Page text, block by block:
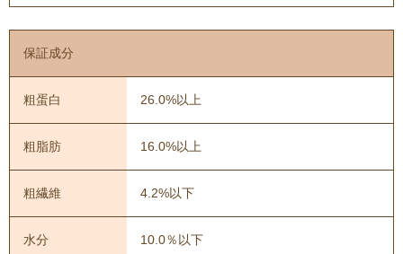
保証成分
粗蛋白 26.0%以上
粗脂肪 16.0%以上
粗繊維 4.2%以下
水分 10.0％以下